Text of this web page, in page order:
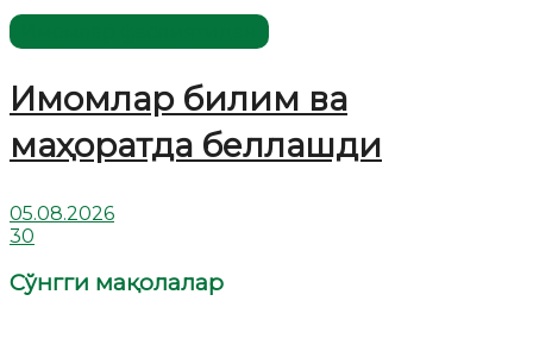
Имомлар билим ва
маҳоратда беллашди
05.08.2026
30
Сўнгги мақолалар